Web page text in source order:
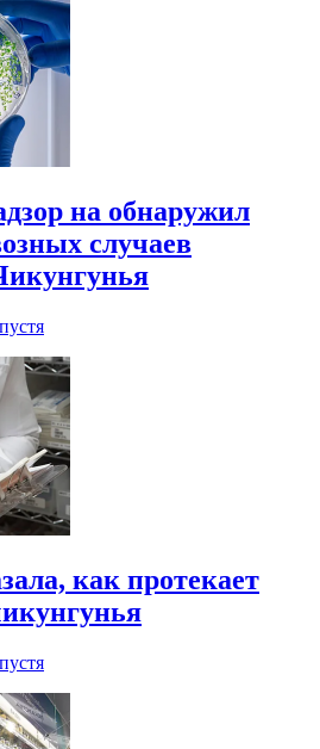
на обнаружил
случаев
как протекает